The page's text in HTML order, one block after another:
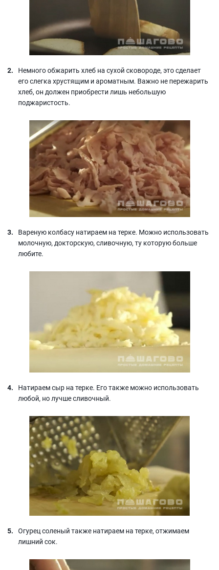
Немного обжарить хлеб на сухой сковороде, это сделает
его слегка хрустящим и ароматным. Важно не пережарить
хлеб, он должен приобрести лишь небольшую
поджаристость.
Вареную колбасу натираем на терке. Можно использовать
молочную, докторскую, сливочную, ту которую больше
любите.
Натираем сыр на терке. Его также можно использовать
любой, но лучше сливочный.
Огурец соленый также натираем на терке, отжимаем
лишний сок.